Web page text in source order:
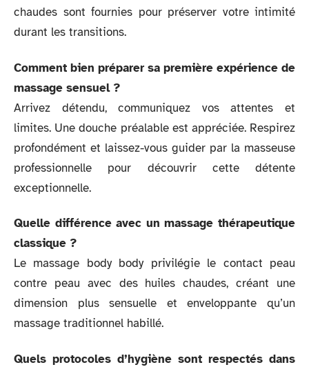
chaudes sont fournies pour préserver votre intimité
durant les transitions.
Comment bien préparer sa première expérience de
massage sensuel ?
Arrivez détendu, communiquez vos attentes et
limites. Une douche préalable est appréciée. Respirez
profondément et laissez-vous guider par la masseuse
professionnelle pour découvrir cette détente
exceptionnelle.
Quelle différence avec un massage thérapeutique
classique ?
Le massage body body privilégie le contact peau
contre peau avec des huiles chaudes, créant une
dimension plus sensuelle et enveloppante qu’un
massage traditionnel habillé.
Quels protocoles d’hygiène sont respectés dans